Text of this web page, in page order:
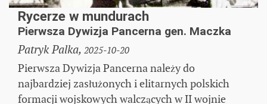
Rycerze w mundurach
Pierwsza Dywizja Pancerna gen. Maczka
Patryk Palka, 2025-10-20
Pierwsza Dywizja Pancerna należy do
najbardziej zasłużonych i elitarnych polskich
formacji wojskowych walczących w II wojnie